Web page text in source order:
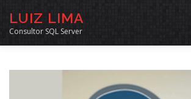
LUIZ LIMA
Consultor SQL Server
MENTORIA SQL CURSOS